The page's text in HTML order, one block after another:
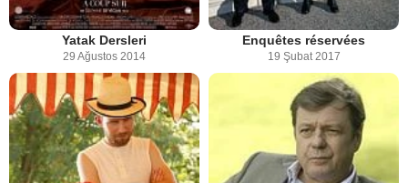
Yatak Dersleri
29 Ağustos 2014
Enquêtes réservées
19 Şubat 2017